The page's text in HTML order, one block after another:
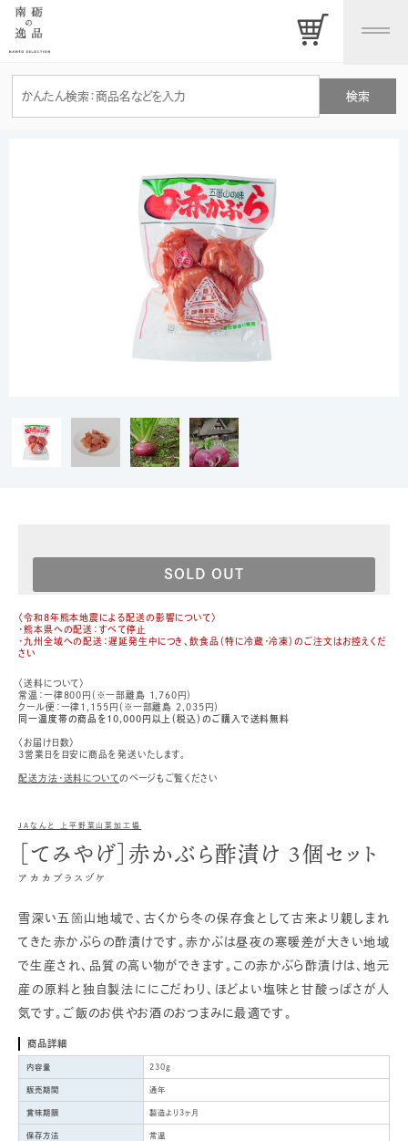
SOLD OUT
〈令和8年熊本地震による配送の影響について〉
・熊本県への配送：すべて停止
・九州全域への配送：遅延発生中につき、飲食品（特に冷蔵・冷凍）のご注文はお控えくだ
さい
〈送料について〉
常温：一律800円（※一部離島 1,760円）
クール便：一律1,155円（※一部離島 2,035円）
同一温度帯の商品を10,000円以上（税込）のご購入で送料無料
〈お届け日数〉
3営業日を目安に商品を発送いたします。
配送方法・送料についてのページもご覧ください
JAなんと 上平野菜山菜加工場
［てみやげ］赤かぶら酢漬け 3個セット
アカカブラスヅケ
雪深い五箇山地域で、古くから冬の保存食として古来より親しまれ
てきた赤かぶらの酢漬けです。赤かぶは昼夜の寒暖差が大きい地域
で生産され、品質の高い物ができます。この赤かぶら酢漬けは、地元
産の原料と独自製法ににこだわり、ほどよい塩味と甘酸っぱさが人
気です。ご飯のお供やお酒のおつまみに最適です。
商品詳細
内容量 230g
販売期間 通年
賞味期限 製造より3ヶ月
保存方法 常温